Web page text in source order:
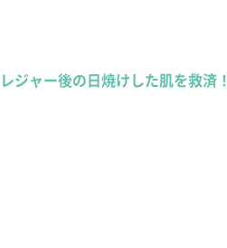
レジャー後の日焼けした肌を救済！